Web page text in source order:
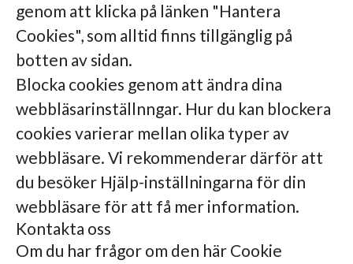
genom att klicka på länken "Hantera
Cookies", som alltid finns tillgänglig på
botten av sidan.
Blocka cookies genom att ändra dina
webbläsarinställnngar. Hur du kan blockera
cookies varierar mellan olika typer av
webbläsare. Vi rekommenderar därför att
du besöker Hjälp-inställningarna för din
webbläsare för att få mer information.
Kontakta oss
Om du har frågor om den här Cookie